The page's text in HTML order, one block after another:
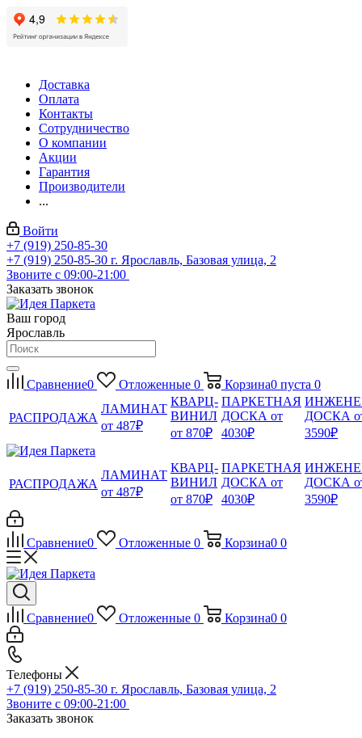
Доставка
Оплата
Контакты
Сотрудничество
О компании
Акции
Гарантия
Производители
...
Войти
+7 (919) 250-85-30
+7 (919) 250-85-30 г. Ярославль, Базовая улица, 2
Звоните с 09:00-21:00
Заказать звонок
Ваш город
Ярославль
Сравнение0 Отложенные 0 Корзина0 пуста 0
РАСПРОДАЖА
ЛАМИНАТ
от 487₽
КВАРЦ-
ВИНИЛ
от 870₽
ПАРКЕТНАЯ
ДОСКА от
4030₽
ДОСКА
3590₽
РАСПРОДАЖА
ЛАМИНАТ
от 487₽
КВАРЦ-
ВИНИЛ
от 870₽
ПАРКЕТНАЯ
ДОСКА от
4030₽
ДОСКА
3590₽
Сравнение0 Отложенные 0 Корзина0 0
Сравнение0 Отложенные 0 Корзина0 0
Телефоны
+7 (919) 250-85-30 г. Ярославль, Базовая улица, 2
Звоните с 09:00-21:00
Заказать звонок